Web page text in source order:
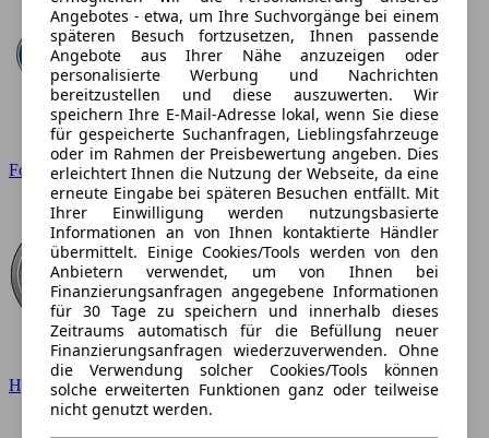
Ford
Hyundai
Angebotes - etwa, um Ihre Suchvorgänge bei einem
späteren Besuch fortzusetzen, Ihnen passende
Angebote aus Ihrer Nähe anzuzeigen oder
personalisierte Werbung und Nachrichten
bereitzustellen und diese auszuwerten. Wir
speichern Ihre E-Mail-Adresse lokal, wenn Sie diese
für gespeicherte Suchanfragen, Lieblingsfahrzeuge
oder im Rahmen der Preisbewertung angeben. Dies
erleichtert Ihnen die Nutzung der Webseite, da eine
erneute Eingabe bei späteren Besuchen entfällt. Mit
Ihrer Einwilligung werden nutzungsbasierte
Informationen an von Ihnen kontaktierte Händler
übermittelt. Einige Cookies/Tools werden von den
Anbietern verwendet, um von Ihnen bei
Finanzierungsanfragen angegebene Informationen
für 30 Tage zu speichern und innerhalb dieses
Zeitraums automatisch für die Befüllung neuer
Finanzierungsanfragen wiederzuverwenden. Ohne
die Verwendung solcher Cookies/Tools können
solche erweiterten Funktionen ganz oder teilweise
nicht genutzt werden.